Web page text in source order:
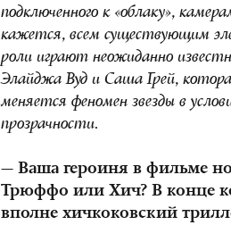
подключенного к «облаку»,
кажется, всем существующим
роли играют неожиданно
Элайджа Вуд и Саша Грей,
меняется феномен звезды в
прозрачности.
— Ваша героиня в фильме
Трюффо или Хич? В конце
вполне хичкоковский